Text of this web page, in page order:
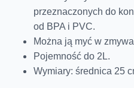
przeznaczonych do
od BPA i PVC.
Można ją myć w
Pojemność do 2L.
Wymiary: średnica 25